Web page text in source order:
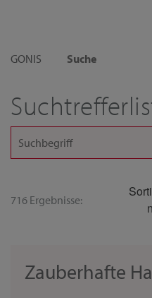
GONIS
Suche
716 Ergebnisse:
Zauberhafte